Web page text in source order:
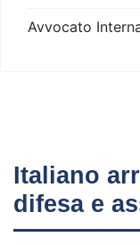
Avvocato
Italiano
difesa e